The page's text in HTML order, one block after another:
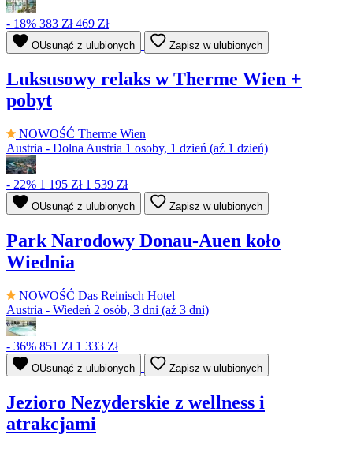
- 18% 383 Zł469 Zł
OUsunąć z ulubionych Zapisz w ulubionych
Luksusowy relaks w Therme Wien +
pobyt
NOWOŚĆ Therme Wien
Austria - Dolna Austria 1 osoby, 1 dzień (aź 1 dzień)
- 22% 1 195 Zł 1 539 Zł
OUsunąć z ulubionych Zapisz w ulubionych
Park Narodowy Donau-Auen koło
Wiednia
NOWOŚĆ Das Reinisch Hotel
Austria - Wiedeń 2 osób, 3 dni (aź 3 dni)
- 36% 851 Zł 1 333 Zł
OUsunąć z ulubionych Zapisz w ulubionych
Jezioro Nezyderskie z wellness i
atrakcjami